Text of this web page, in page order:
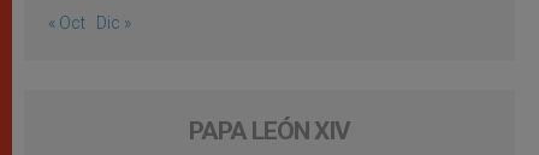
« Oct Dic »
PAPA LEÓN XIV